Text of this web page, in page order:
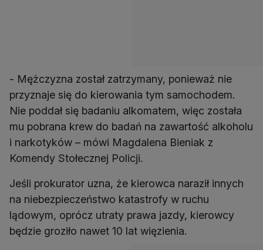
- Mężczyzna został zatrzymany, ponieważ nie
przyznaje się do kierowania tym samochodem.
Nie poddał się badaniu alkomatem, więc została
mu pobrana krew do badań na zawartość alkoholu
i narkotyków – mówi Magdalena Bieniak z
Komendy Stołecznej Policji.
Jeśli prokurator uzna, że kierowca naraził innych
na niebezpieczeństwo katastrofy w ruchu
lądowym, oprócz utraty prawa jazdy, kierowcy
będzie groziło nawet 10 lat więzienia.